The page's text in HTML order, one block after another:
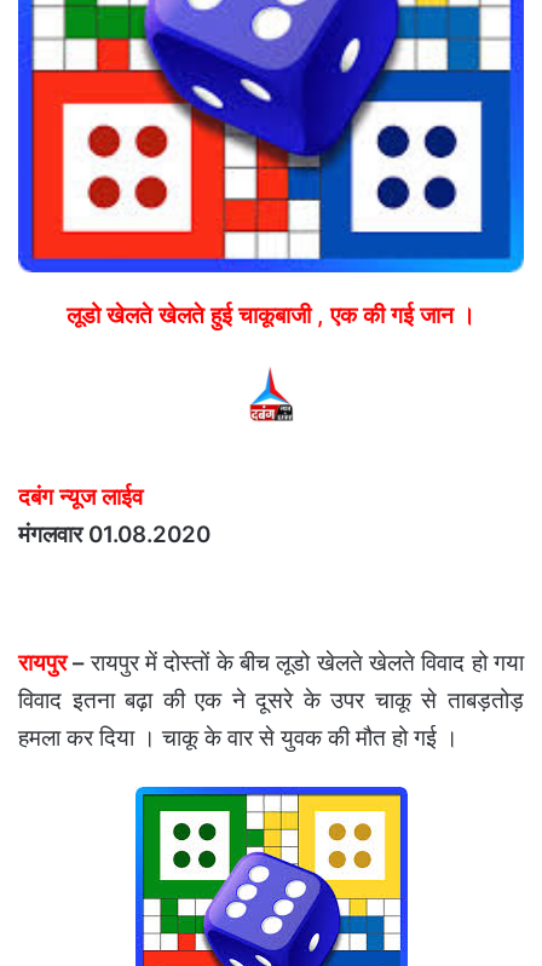
लूडो खेलते खेलते हुई चाकूबाजी , एक की गई जान ।
दबंग न्यूज लाईव
मंगलवार 01.08.2020
रायपुर–रायपुर में दोस्तों के बीच लूडो खेलते खेलते विवाद हो गया
विवाद इतना बढ़ा की एक ने दूसरे के उपर चाकू से ताबड़तोड़
हमला कर दिया । चाकू के वार से युवक की मौत हो गई ।